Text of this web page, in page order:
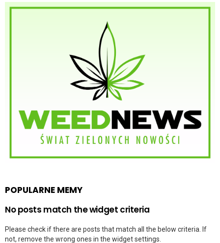
POPULARNE MEMY
No posts match the widget criteria
Please check if there are posts that match all the below criteria. If
not, remove the wrong ones in the widget settings.